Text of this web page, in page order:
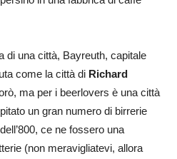
di una città, Bayreuth, capitale
come la città di Richard
ma per i beerlovers è una città
un gran numero di birrerie
ce ne fossero una
(non meravigliatevi, allora